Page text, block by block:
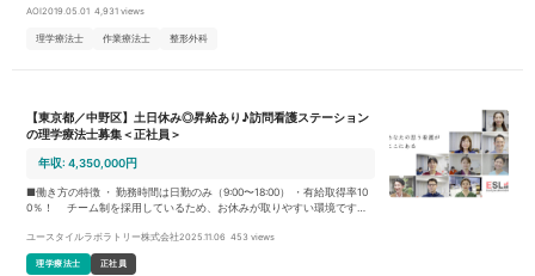
AOI2019.05.01 4,931 views
理学療法士 作業療法士 整形外科
【東京都／中野区】土日休み◎昇給あり♪訪問看護ステーション
の理学療法士募集＜正社員＞
年収: 4,350,000円
■働き方の特徴 ・ 勤務時間は日勤のみ（9:00〜18:00） ・有給取得率10
0％！ チーム制を採用しているため、お休みが取りやすい環境です。
を終え、プライベートも充実！ ■仕事内容 まずは先輩社員との同行訪問
からスタート！ 利用者さま一人ひとりの状況について丁寧なレクチャー
を受けながら、少しずつ業務に慣れていける環境です。 ご自宅での生活
ユースタイルラボラトリー株式会社2025.11.06 453 views
理学療法士 正社員